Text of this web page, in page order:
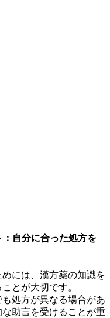
自分に合った処方を
には、漢方薬の知識を
とが大切です。
処方が異なる場合があ
助言を受けることが重